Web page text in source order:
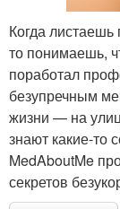
Когда
то понимаешь,
поработал
безупречным
жизни — на
знают какие-то
MedAboutMe
секретов